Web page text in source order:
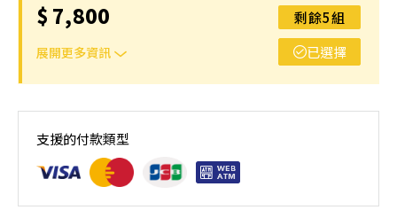
$ 7,800
展開更多資訊
剩餘5組
已選擇
一堂課/小時，報名成功可討論上課時間，需自行揪團
支援的付款類型